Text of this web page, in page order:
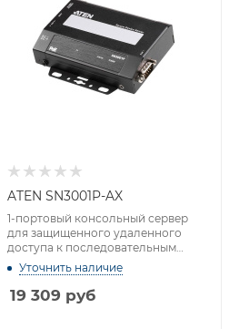
ATEN SN3001P-AX
1-портовый консольный сервер
для защищенного удаленного
доступа к последовательным
портам с поддержкой PoE,
Уточнить наличие
19 309 руб